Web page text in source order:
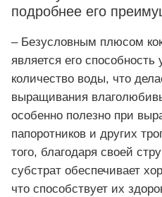
подробнее его
– Безусловным плюсом
является его
количество воды, что
выращивания
особенно полезно при
папоротников и других
того, благодаря своей
субстрат обеспечивает
что способствует их